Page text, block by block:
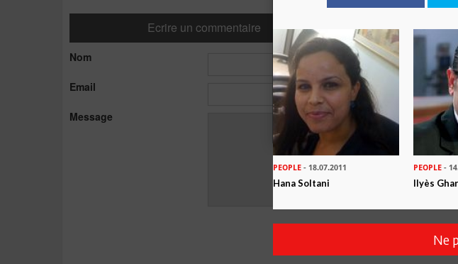
Ecrire un commentaire
Nom
Email
Message
PEOPLE- 18.07.2011
Hana Soltani
PEOPLE-
Ilyès
Ne